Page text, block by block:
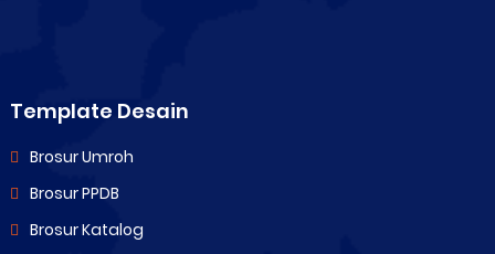
Template Desain
Brosur Umroh
Brosur PPDB
Brosur Katalog